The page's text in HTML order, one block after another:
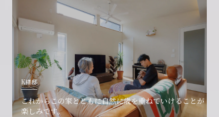
K様邸
これからこの家とともに自然に歳を重ねていけることが
楽しみです。